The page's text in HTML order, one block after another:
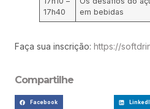
17h40
em bebidas
Faça sua inscrição: https://
Compartilhe
Facebook